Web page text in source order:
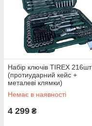
Набір ключів TIREX 216шт
(протиударний кейс +
металеві клямки)
Немає в наявності
4 299 ₴